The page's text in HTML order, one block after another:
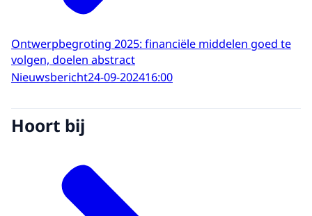
Ontwerpbegroting 2025: financiële middelen goed te
volgen, doelen abstract
Nieuwsbericht24-09-202416:00
Hoort bij